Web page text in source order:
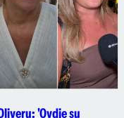
'Ovdje su